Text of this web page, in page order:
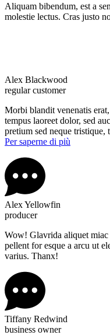
Aliquam bibendum, est a
molestie lectus. Cras justo
Alex Blackwood
regular customer
Morbi blandit venenatis
tempus laoreet dolor, sed
pretium sed neque
Per saperne di più
Alex Yellowfin
producer
Wow! Glavrida aliquet miac
pellent for esque a arcu ut
varius. Thanx!
Tiffany Redwind
business owner